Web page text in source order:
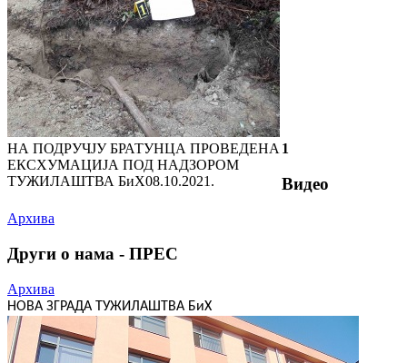
НА ПОДРУЧЈУ БРАТУНЦА ПРОВЕДЕНА
ЕКСХУМАЦИЈА ПОД НАДЗОРОМ
ТУЖИЛАШТВА БиХ08.10.2021.
1
Видео
Архива
Други о нама - ПРЕС
Архива
НОВА ЗГРАДА ТУЖИЛАШТВА БиХ